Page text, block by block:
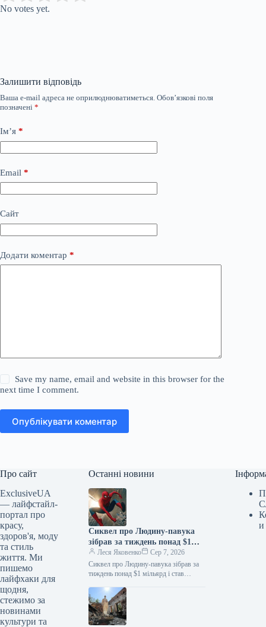
No votes yet.
Залишити відповідь
Ваша e-mail адреса не оприлюднюватиметься. Обов’язкові поля
позначені *
Ім’я *
Email *
Сайт
Додати коментар *
Save my name, email and website in this browser for the
next time I comment.
Опублікувати коментар
Про сайт
ExclusiveUA
— лайфстайл-
портал про
красу,
здоров'я, моду
та стиль
життя. Ми
пишемо
лайфхаки для
щодня,
стежимо за
новинами
культури та
Останні новини
Сиквел про Людину-павука
зібрав за тиждень понад $1
мільярд і став найкасовішим
фільмом року
Леся Яковенко
Сер 7, 2026
Сиквел про Людину-павука зібрав за
тиждень понад $1 мільярд і став
06.08.2026 10:28 Укрінформ Стрічка
«Людина-павук: Абсолютно…
и